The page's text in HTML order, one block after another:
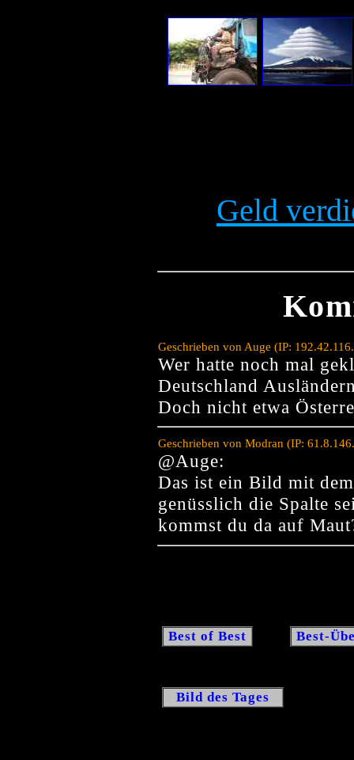
Geld
Geschrieben von Auge (IP:
Wer hatte noch mal
Deutschland
Doch nicht etwa
Geschrieben von Modran (IP:
@Auge:
Das ist ein Bild mit
genüsslich die Spalte
kommst du da auf
Best of Best Best-
Bild des Tages